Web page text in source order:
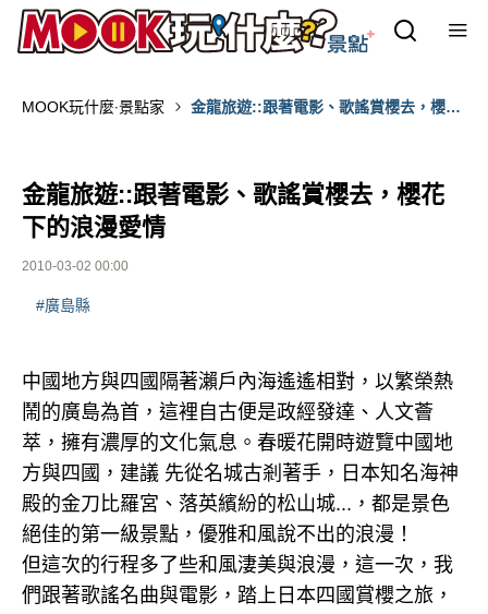
MOOK玩什麼‧景點家
金龍旅遊::跟著電影、歌謠賞櫻去，櫻花
金龍旅遊::跟著電影、歌謠賞櫻去，櫻花
下的浪漫愛情
2010-03-02 00:00
#廣島縣
中國地方與四國隔著瀨戶內海遙遙相對，以繁榮熱
鬧的廣島為首，這裡自古便是政經發達、人文薈
萃，擁有濃厚的文化氣息。春暖花開時遊覽中國地
方與四國，建議 先從名城古剎著手，日本知名海神
殿的金刀比羅宮、落英繽紛的松山城...，都是景色
絕佳的第一級景點，優雅和風說不出的浪漫！
但這次的行程多了些和風淒美與浪漫，這一次，我
們跟著歌謠名曲與電影，踏上日本四國賞櫻之旅，